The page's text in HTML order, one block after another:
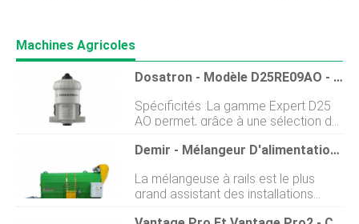
Machines Agricoles
Dosatron - Modèle D25RE09AO - Distributeur Spécial Acides Organiques
Spécificités :La gamme Expert D25
AO permet, grâce à une sélection de
matériaux à haute résistance
chimique, le dosage dacides
dilution. Dosage proportionnel et
sans électricité. Proportionnalité
dépendante du débit deau.
Demir - Mélangeur D'alimentation Sur Rail
La mélangeuse à rails est le plus
grand assistant des installations
délevage modernes. Il se déplace de